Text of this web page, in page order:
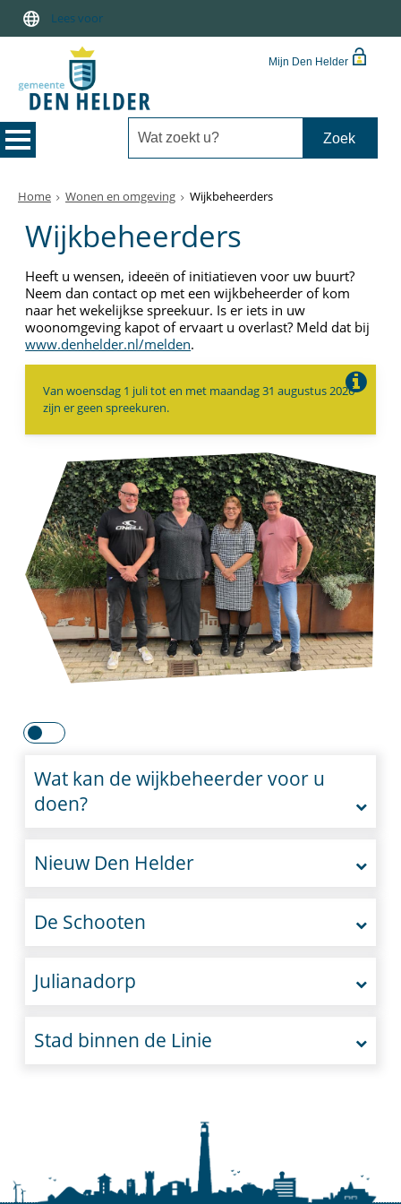
Lees voor
Mijn Den Helder
Home Wonen en omgeving Wijkbeheerders
Wijkbeheerders
Heeft u wensen, ideeën of initiatieven voor uw buurt?
Neem dan contact op met een wijkbeheerder of kom
naar het wekelijkse spreekuur. Is er iets in uw
woonomgeving kapot of ervaart u overlast? Meld dat bij
www.denhelder.nl/melden.
Van woensdag 1 juli tot en met maandag 31 augustus 2026
zijn er geen spreekuren.
Wat kan de wijkbeheerder voor u
doen?
Nieuw Den Helder
De Schooten
Julianadorp
Stad binnen de Linie